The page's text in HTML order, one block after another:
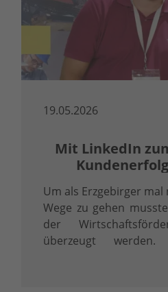
19.05.2026
Mit LinkedIn
Um als Erzgebirger mal
Wege zu gehen
der
überzeugt